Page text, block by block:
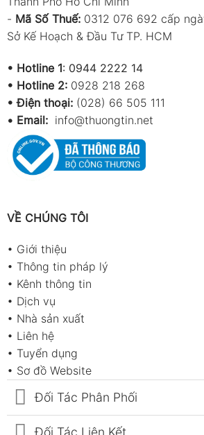
- Mã Số Thuế: 0312 076 692 cấp
Sở Kế Hoạch & Đầu Tư TP. HCM
• Hotline 1: 0944 2222 14
• Hotline 2: 0928 218 268
• Điện thoại: (028) 66 505 111
• Email: info@thuongtin.net
VỀ CHÚNG TÔI
• Giới thiệu
• Thông tin pháp lý
• Kênh thông tin
• Dịch vụ
• Nhà sản xuất
• Liên hệ
• Tuyển dụng
• Sơ đồ Website
Đối Tác Phân Phối
Đối Tác Liên Kết